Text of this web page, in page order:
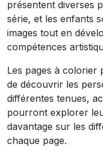
présentent diverses
série, et les enfants
images tout en
compétences
Les pages à colorier
de découvrir les
différentes tenues,
pourront explorer
davantage sur les
chaque page.